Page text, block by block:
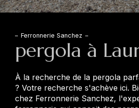
Ferronnerie Sanchez
pergola à
À la recherche de la pergola
? Votre recherche s'achève ici.
chez Ferronnerie Sanchez,